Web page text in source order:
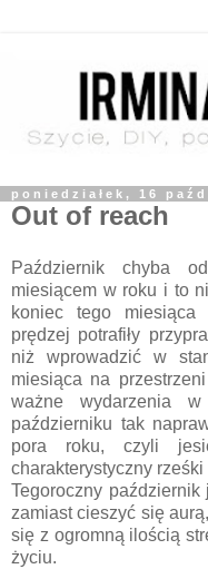
poniedziałek, 16
Out of reach
Październik chyba
miesiącem w roku i to
koniec tego
prędzej potrafiły
niż wprowadzić w
miesiąca na
ważne wydarzenia
październiku tak
pora roku, czyli
charakterystyczny rześki
Tegoroczny
zamiast cieszyć się
się z ogromną ilością
życiu.